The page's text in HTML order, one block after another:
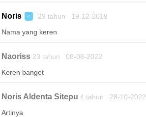
Noris ♂ 29 tahun 19-12-2019
Nama yang keren
Naoriss23 tahun 08-08-2022
Keren banget
Noris Aldenta Sitepu 4 tahun 28-10-2022
Artinya